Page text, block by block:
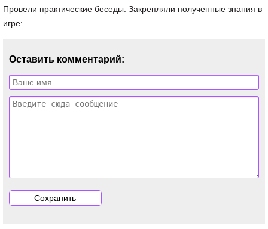
Провели практические беседы: Закрепляли полученные знания в
игре:
Оставить комментарий: